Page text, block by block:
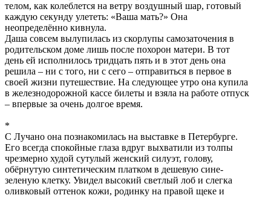
телом, как колеблется на ветру воздушный шар, готовый
каждую секунду улететь: «Ваша мать?» Она
неопределённо кивнула.
Даша совсем вылупилась из скорлупы самозаточения в
родительском доме лишь после похорон матери. В тот
день ей исполнилось тридцать пять и в этот день она
решила – ни с того, ни с сего – отправиться в первое в
своей жизни путешествие. На следующее утро она купила
в железнодорожной кассе билеты и взяла на работе отпуск
– впервые за очень долгое время.
*
С Лучано она познакомилась на выставке в Петербурге.
Его всегда спокойные глаза вдруг выхватили из толпы
чрезмерно худой сутулый женский силуэт, голову,
обёрнутую синтетическим платком в дешевую сине-
зеленую клетку. Увидел высокий светлый лоб и слегка
оливковый оттенок кожи, родинку на правой щеке и